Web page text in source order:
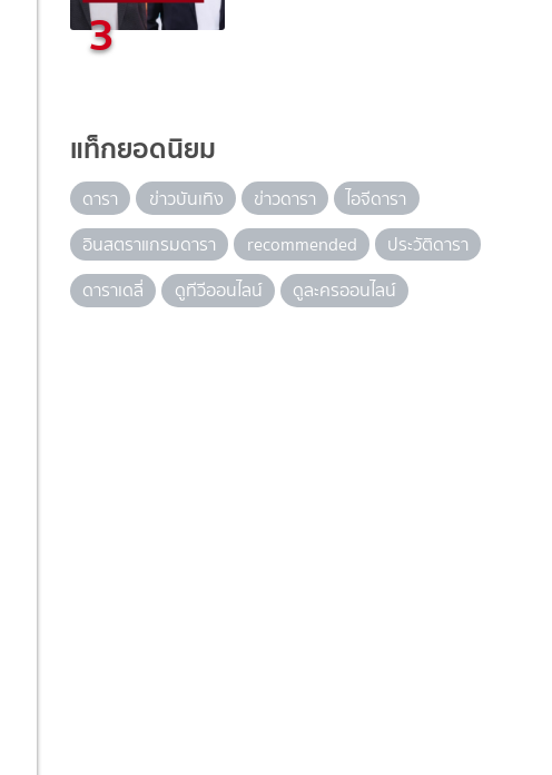
3
แท็กยอดนิยม
ดารา ข่าวบันเทิง ข่าวดารา
ไอจีดารา
อินสตราแกรมดารา
recommended
ประวัติดารา
ดาราเดลี่
ดูทีวีออนไลน์ ดูละครออนไลน์